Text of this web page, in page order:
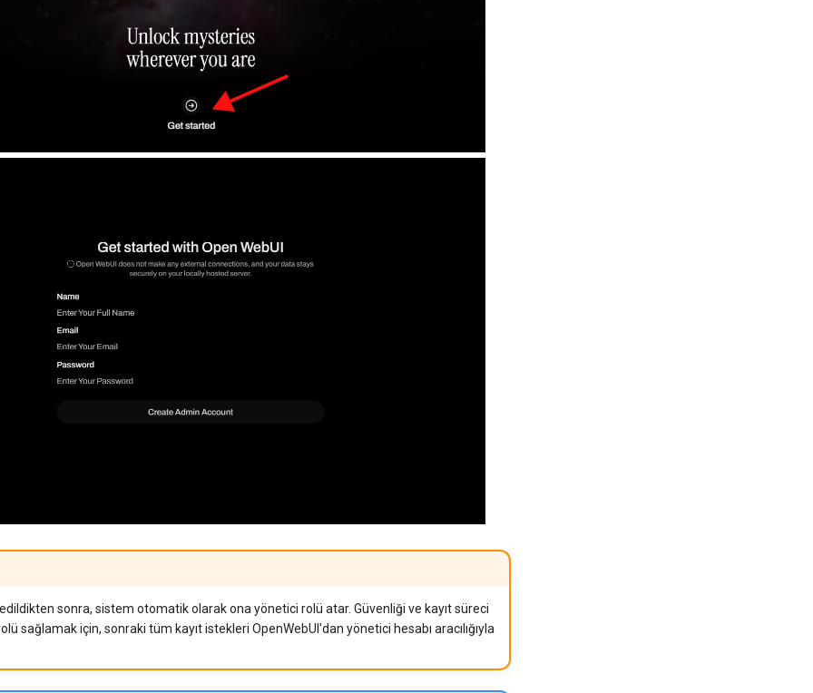
sonra, sistem otomatik olarak ona yönetici rolü atar. Güvenliği ve kayıt süreci
sağlamak için, sonraki tüm kayıt istekleri OpenWebUI'dan yönetici hesabı aracılığıyla